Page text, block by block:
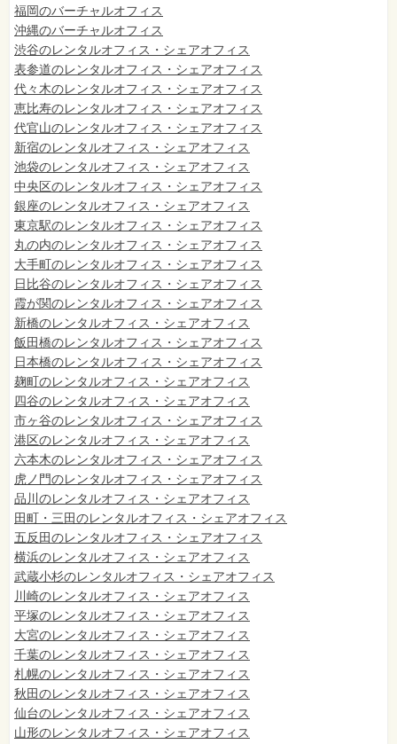
福岡のバーチャルオフィス
沖縄のバーチャルオフィス
渋谷のレンタルオフィス・シェアオフィス
表参道のレンタルオフィス・シェアオフィス
代々木のレンタルオフィス・シェアオフィス
恵比寿のレンタルオフィス・シェアオフィス
代官山のレンタルオフィス・シェアオフィス
新宿のレンタルオフィス・シェアオフィス
池袋のレンタルオフィス・シェアオフィス
中央区のレンタルオフィス・シェアオフィス
銀座のレンタルオフィス・シェアオフィス
東京駅のレンタルオフィス・シェアオフィス
丸の内のレンタルオフィス・シェアオフィス
大手町のレンタルオフィス・シェアオフィス
日比谷のレンタルオフィス・シェアオフィス
霞が関のレンタルオフィス・シェアオフィス
新橋のレンタルオフィス・シェアオフィス
飯田橋のレンタルオフィス・シェアオフィス
日本橋のレンタルオフィス・シェアオフィス
麹町のレンタルオフィス・シェアオフィス
四谷のレンタルオフィス・シェアオフィス
市ヶ谷のレンタルオフィス・シェアオフィス
港区のレンタルオフィス・シェアオフィス
六本木のレンタルオフィス・シェアオフィス
虎ノ門のレンタルオフィス・シェアオフィス
品川のレンタルオフィス・シェアオフィス
田町・三田のレンタルオフィス・シェアオフィス
五反田のレンタルオフィス・シェアオフィス
横浜のレンタルオフィス・シェアオフィス
武蔵小杉のレンタルオフィス・シェアオフィス
川崎のレンタルオフィス・シェアオフィス
平塚のレンタルオフィス・シェアオフィス
大宮のレンタルオフィス・シェアオフィス
千葉のレンタルオフィス・シェアオフィス
札幌のレンタルオフィス・シェアオフィス
秋田のレンタルオフィス・シェアオフィス
仙台のレンタルオフィス・シェアオフィス
山形のレンタルオフィス・シェアオフィス